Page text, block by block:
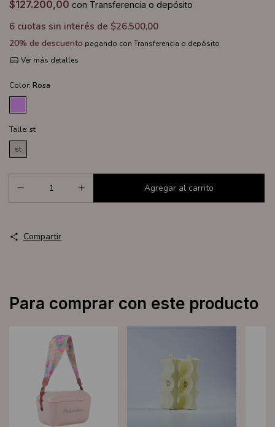
$127.200,00 con Transferencia o depósito
6 cuotas sin interés de $26.500,00
20% de descuento pagando con Transferencia o depósito
Ver más detalles
Color: Rosa
Talle: st
st
Compartir
Para comprar con este producto